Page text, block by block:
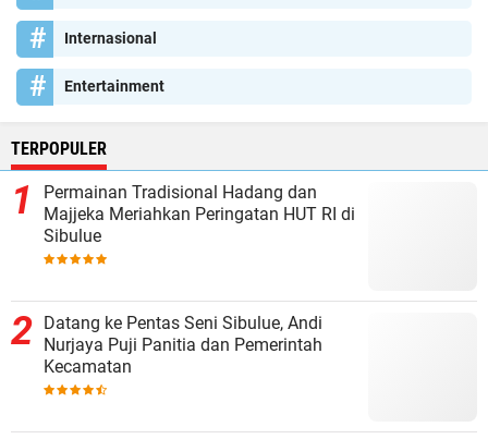
Internasional
Entertainment
TERPOPULER
Permainan Tradisional Hadang dan
Majjeka Meriahkan Peringatan HUT RI di
Sibulue
Datang ke Pentas Seni Sibulue, Andi
Nurjaya Puji Panitia dan Pemerintah
Kecamatan